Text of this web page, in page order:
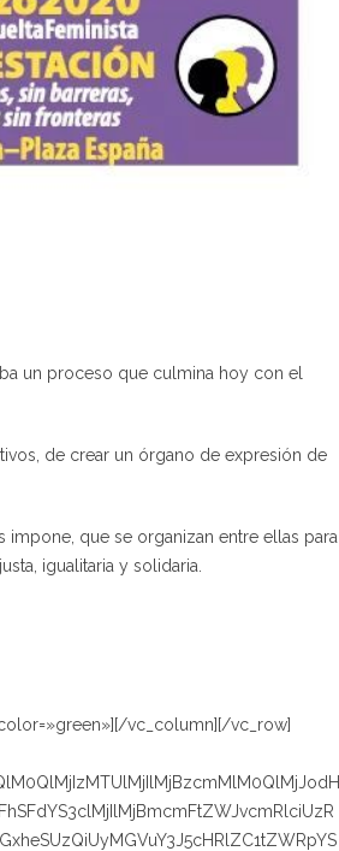
un proceso que culmina hoy con el
de crear un órgano de expresión de
impone, que se organizan entre ellas para
igualitaria y solidaria.
vc_column][/vc_row]